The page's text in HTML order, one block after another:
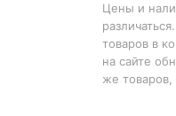
Цены и
товаров в
на сайте
же